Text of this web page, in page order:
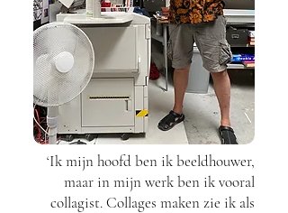
‘Ik mijn hoofd ben ik beeldhouwer,
maar in mijn werk ben ik vooral
collagist. Collages maken zie ik als